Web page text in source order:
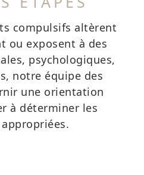
compulsifs altèrent
ou exposent à des
psychologiques,
notre équipe des
une orientation
à déterminer les